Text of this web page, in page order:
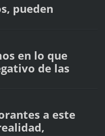
pueden
en lo que
de las
a este